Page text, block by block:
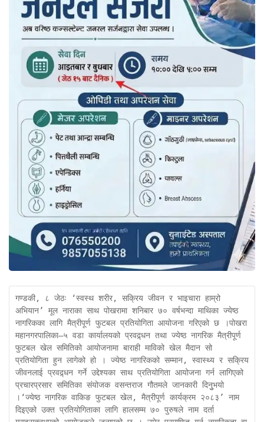
गण्डकी, ८ जेठः ‘स्वस्थ शरीर, सक्रिय जीवन र भाइचारा हाम्रो
अभियान’ मूल नाराका साथ पोखरामा शनिबार ७० वर्षभन्दा माथिका ज्येष्ठ
नागरिकका लागि मैत्रीपूर्ण फुटबल प्रतियोगिता आयोजना गरिएको छ ।पोखरा
महानगरपालिका–५ वडा कार्यालयको प्रवद्र्धन तथा ज्येष्ठ नागरिक मैत्रीपूर्ण
फुटबल खेल समितिको आयोजनामा बाराही माविको खेल मैदान सो
प्रतियोगिता हुन लागेको हो । ज्येष्ठ नागरिकको सम्मान, स्वास्थ्य र सक्रिय
जीवनलाई प्रवद्र्धन गर्ने उद्देश्यका साथ प्रतियोगिता आयोजना गर्न लागिएको
प्रचारप्रसार समितिका संयोजक वसन्तराज गौतमले जानकारी दिनुुभयो
।‘ज्येष्ठ नागरिक वाकिङ फुटबल खेल, मैत्रीपूर्ण कार्यक्रम २०८३’ नाम
दिइएको उक्त प्रतियोगिताका लागि हालसम्म ७० पुरुषले नाम दर्ता